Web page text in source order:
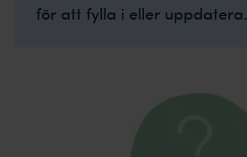
för att fylla i eller uppdatera.